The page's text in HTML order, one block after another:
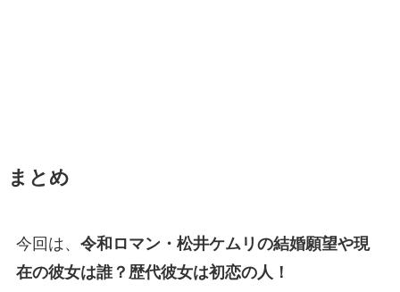
まとめ
今回は、 令和ロマン・松井ケムリの結婚願望や現
在の彼女は誰？歴代彼女は初恋の人！